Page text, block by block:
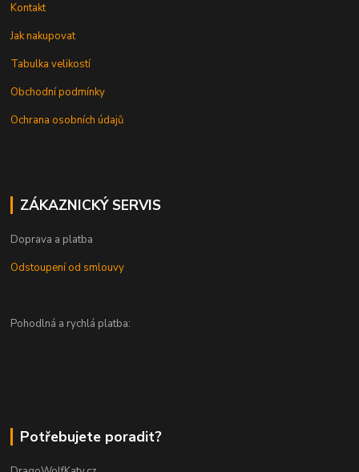
Kontakt
Jak nakupovat
Tabulka velikostí
Obchodní podmínky
Ochrana osobních údajů
ZÁKAZNICKÝ SERVIS
Doprava a platba
Odstoupení od smlouvy
Pohodlná a rychlá platba:
Potřebujete poradit?